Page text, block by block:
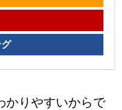
かりやすいからで